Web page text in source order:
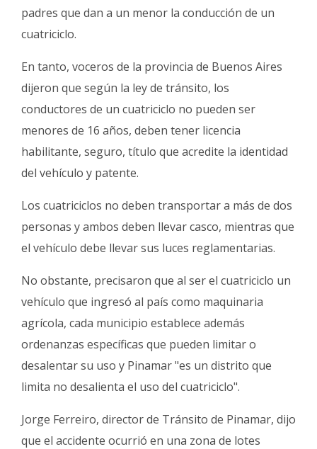
Familia
Fúnebres
padres que dan a un menor la conducción de un
cuatriciclo.
En tanto, voceros de la provincia de Buenos Aires
dijeron que según la ley de tránsito, los
conductores de un cuatriciclo no pueden ser
menores de 16 años, deben tener licencia
habilitante, seguro, título que acredite la identidad
del vehículo y patente.
Los cuatriciclos no deben transportar a más de dos
personas y ambos deben llevar casco, mientras que
el vehículo debe llevar sus luces reglamentarias.
No obstante, precisaron que al ser el cuatriciclo un
vehículo que ingresó al país como maquinaria
agrícola, cada municipio establece además
ordenanzas específicas que pueden limitar o
desalentar su uso y Pinamar "es un distrito que
limita no desalienta el uso del cuatriciclo".
Jorge Ferreiro, director de Tránsito de Pinamar, dijo
que el accidente ocurrió en una zona de lotes